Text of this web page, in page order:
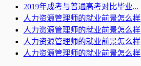
2019年成考与普通高考对比毕业...
人力资源管理师的就业前景怎么样
人力资源管理师的就业前景怎么样
人力资源管理师的就业前景怎么样
人力资源管理师的就业前景怎么样